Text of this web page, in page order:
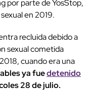
por parte de YosStop,
en 2019.
recluida debido a
sexual cometida
cuando era una
ya fuedetenido
28 de julio.